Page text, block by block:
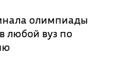
олимпиады
любой вуз по